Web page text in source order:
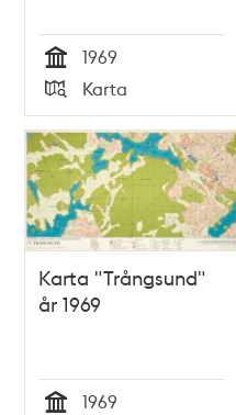
Tid
1969
Typ
Karta
Karta "Trångsund"
år 1969
1969